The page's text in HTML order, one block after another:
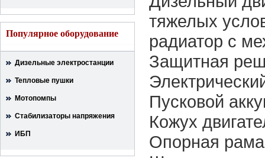
Популярное оборудование
Дизельные электростанции
Тепловые пушки
Мотопомпы
Стабилизаторы напряжения
ИБП
тяжелых
радиатор с
Защитная
Пусковой
Кожух
Опорная